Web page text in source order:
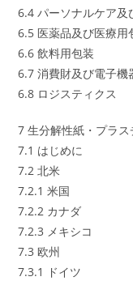
6.4 パーソナルケア
6.5 医薬品及び医療用
6.6 飲料用包装
6.7 消費財及び電子機
6.8 ロジスティクス
7 生分解性紙・プラ
7.1 はじめに
7.2 北米
7.2.1 米国
7.2.2 カナダ
7.2.3 メキシコ
7.3 欧州
7.3.1 ドイツ